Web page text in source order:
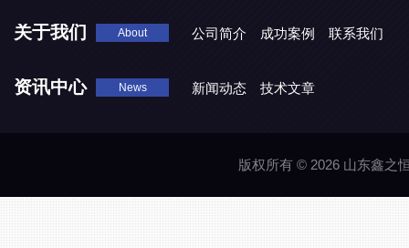
关于我们 About 公司简介 成功案例 联系我们
资讯中心 News 新闻动态 技术文章
版权所有 © 2026 山东鑫之